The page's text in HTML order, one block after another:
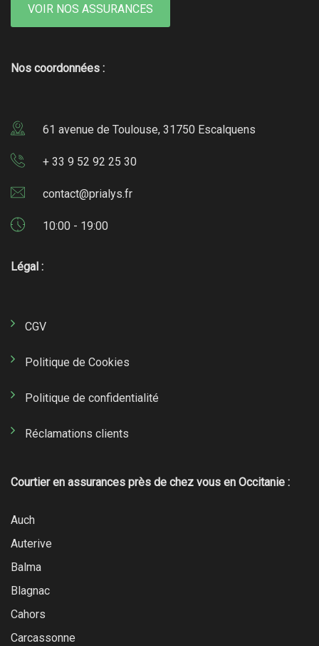
VOIR NOS ASSURANCES
Nos coordonnées :
61 avenue de Toulouse, 31750 Escalquens
+ 33 9 52 92 25 30
contact@prialys.fr
10:00 - 19:00
Légal :
CGV
Politique de Cookies
Politique de confidentialité
Réclamations clients
Courtier en assurances près de chez vous en Occitanie :
Auch
Auterive
Balma
Blagnac
Cahors
Carcassonne